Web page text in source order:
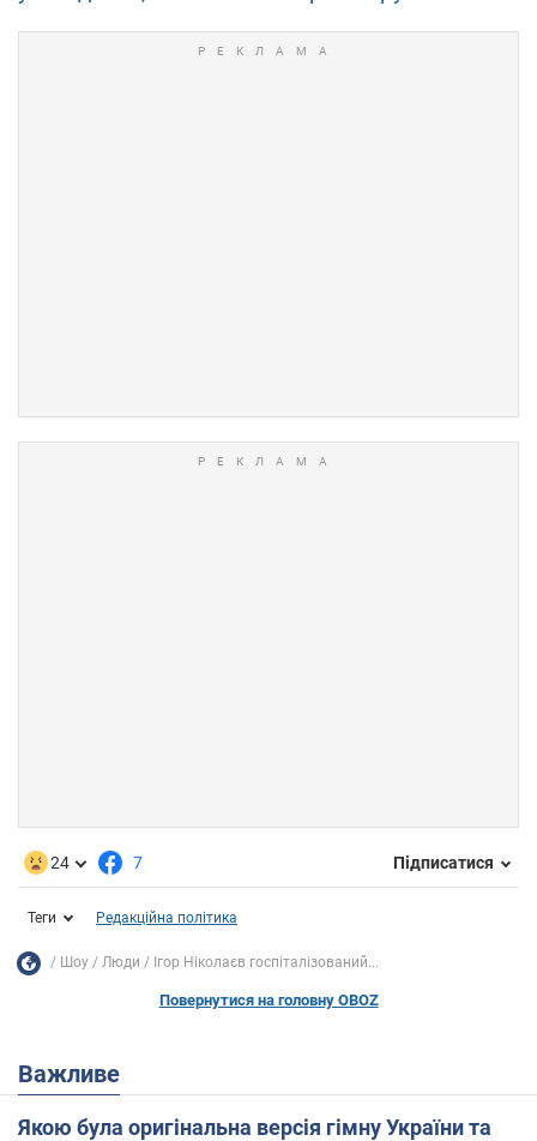
24 7 Підписатися
Теги Редакційна політика
Шоу Люди Ігор Ніколаєв госпіталізований...
Повернутися на головну OBOZ
Важливе
Якою була оригінальна версія гімну України та